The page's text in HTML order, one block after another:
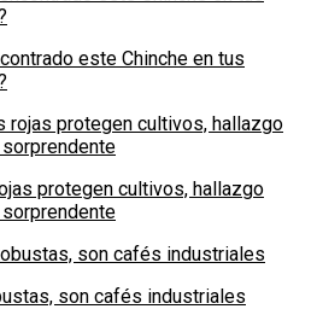
este Chinche en tus
protegen cultivos, hallazgo
son cafés industriales